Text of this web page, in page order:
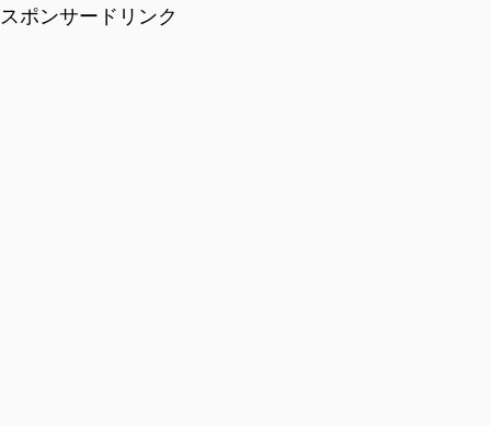
スポンサードリンク